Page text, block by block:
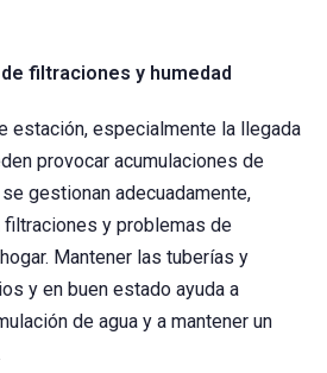
filtraciones y humedad
estación, especialmente la llegada
provocar acumulaciones de
gestionan adecuadamente,
filtraciones y problemas de
Mantener las tuberías y
y en buen estado ayuda a
de agua y a mantener un